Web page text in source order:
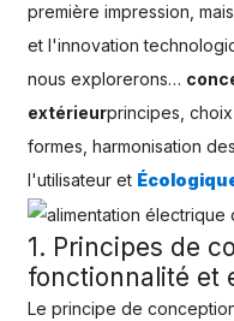
première impression,
et l'innovation
nous explorerons…
extérieurprincipes,
formes, harmonisation
l'utilisateur et
1. Principes de
fonctionnalité et
Le principe de